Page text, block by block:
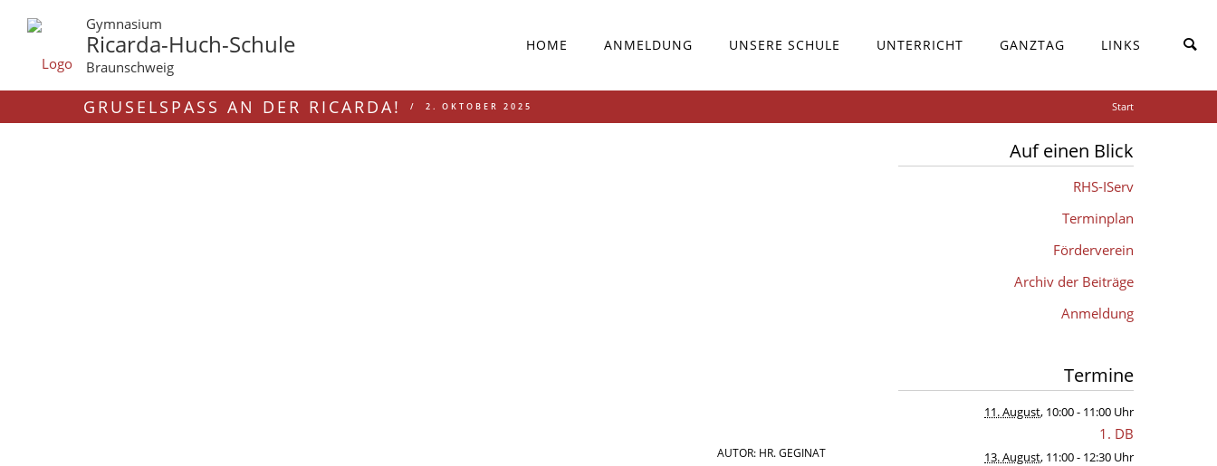
Gymnasium
Ricarda-Huch-Schule
Braunschweig
HOME ANMELDUNG UNSERE SCHULE UNTERRICHT GANZTAG LINKS
GRUSELSPASS AN DER RICARDA! 2. OKTOBER 2025 Start
AUTOR: HR. GEGINAT
Auf einen Blick
RHS-IServ
Terminplan
Förderverein
Archiv der Beiträge
Anmeldung
Termine
11. August, 10:00- 11:00 Uhr
1. DB
13. August, 11:00- 12:30 Uhr